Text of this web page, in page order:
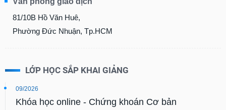
81/10B Hồ Văn Huê,
Phường Đức Nhuận, Tp.HCM
LỚP HỌC SẮP KHAI GIẢNG
09/2026
Khóa học online - Chứng khoán Cơ bản